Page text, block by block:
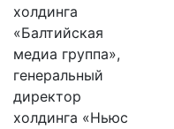
холдинга
«Балтийская
медиа группа»,
генеральный
директор
холдинга «Ньюс